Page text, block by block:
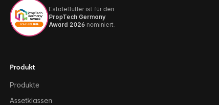
EstateButler ist für den
PropTech Germany
Award 2026 nominiert.
Produkt
Produkte
Assetklassen